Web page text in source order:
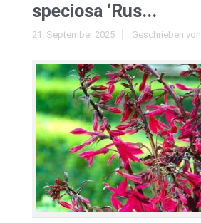
speciosa ‘Rus...
21. September 2025 Geschrieben von